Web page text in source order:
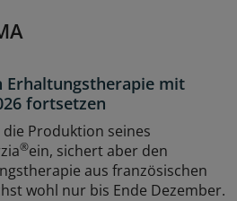
Erhaltungstherapie mit
fortsetzen
Produktion seines
®ein, sichert aber den
aus französischen
wohl nur bis Ende Dezember.